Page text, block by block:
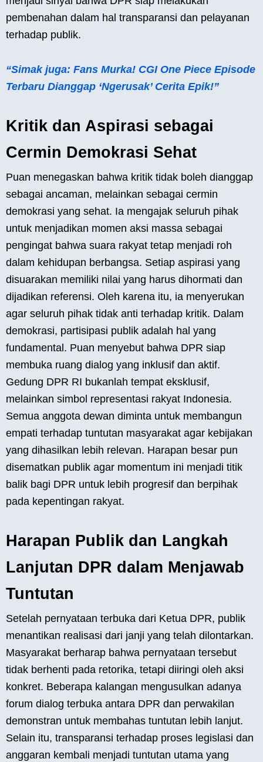
pembenahan dalam hal transparansi dan pelayanan
terhadap publik.
“Simak juga: Fans Murka! CGI One Piece Episode
Terbaru Dianggap ‘Ngerusak’ Cerita Epik!”
Kritik dan Aspirasi sebagai
Cermin Demokrasi Sehat
Puan menegaskan bahwa kritik tidak boleh dianggap
sebagai ancaman, melainkan sebagai cermin
demokrasi yang sehat. Ia mengajak seluruh pihak
untuk menjadikan momen aksi massa sebagai
pengingat bahwa suara rakyat tetap menjadi roh
dalam kehidupan berbangsa. Setiap aspirasi yang
disuarakan memiliki nilai yang harus dihormati dan
dijadikan referensi. Oleh karena itu, ia menyerukan
agar seluruh pihak tidak anti terhadap kritik. Dalam
demokrasi, partisipasi publik adalah hal yang
fundamental. Puan menyebut bahwa DPR siap
membuka ruang dialog yang inklusif dan aktif.
Gedung DPR RI bukanlah tempat eksklusif,
melainkan simbol representasi rakyat Indonesia.
Semua anggota dewan diminta untuk membangun
empati terhadap tuntutan masyarakat agar kebijakan
yang dihasilkan lebih relevan. Harapan besar pun
disematkan publik agar momentum ini menjadi titik
balik bagi DPR untuk lebih progresif dan berpihak
pada kepentingan rakyat.
Harapan Publik dan Langkah
Lanjutan DPR dalam Menjawab
Tuntutan
Setelah pernyataan terbuka dari Ketua DPR, publik
menantikan realisasi dari janji yang telah dilontarkan.
Masyarakat berharap bahwa pernyataan tersebut
tidak berhenti pada retorika, tetapi diiringi oleh aksi
konkret. Beberapa kalangan mengusulkan adanya
forum dialog terbuka antara DPR dan perwakilan
demonstran untuk membahas tuntutan lebih lanjut.
Selain itu, transparansi terhadap proses legislasi dan
anggaran kembali menjadi tuntutan utama yang